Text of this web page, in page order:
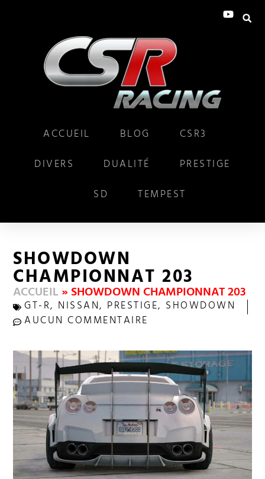
ACCUEIL BLOG
CSR3
DIVERS
DUALITÉ
PRESTIGE
SD
TEMPEST
SHOWDOWN
CHAMPIONNAT 203
ACCUEIL»SHOWDOWN CHAMPIONNAT 203
GT-R, NISSAN, PRESTIGE, SHOWDOWN
AUCUN COMMENTAIRE